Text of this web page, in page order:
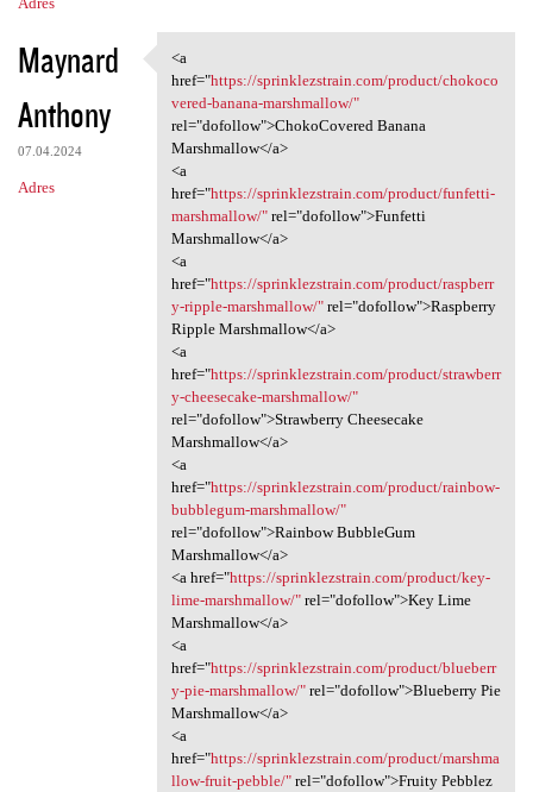
Maynard
Anthony
07.04.2024
Adres
<a href="https:/
<a
href="https://sprinklezstrain.com/product/chokoco
vered-banana-marshmallow/"
rel="dofollow">ChokoCovered Banana
Marshmallow</a>
<a
href="https://sprinklezstrain.com/product/funfetti-
marshmallow/"rel="dofollow">Funfetti
Marshmallow</a>
<a
href="https://sprinklezstrain.com/product/raspberr
y-ripple-marshmallow/"rel="dofollow">Raspberry
Ripple Marshmallow</a>
<a
href="https://sprinklezstrain.com/product/strawberr
y-cheesecake-marshmallow/"
rel="dofollow">Strawberry Cheesecake
Marshmallow</a>
<a
href="https://sprinklezstrain.com/product/rainbow-
bubblegum-marshmallow/"
rel="dofollow">Rainbow BubbleGum
Marshmallow</a>
<a href="https://sprinklezstrain.com/product/key-
lime-marshmallow/"rel="dofollow">Key Lime
Marshmallow</a>
<a
href="https://sprinklezstrain.com/product/blueberr
y-pie-marshmallow/"rel="dofollow">Blueberry Pie
Marshmallow</a>
<a
href="https://sprinklezstrain.com/product/marshma
llow-fruit-pebble/"rel="dofollow">Fruity Pebblez